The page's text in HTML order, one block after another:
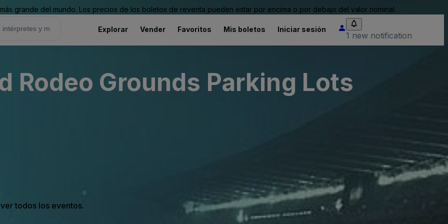
grande del mundo. Los precios de los boletos de reventa pueden estar por encima o por debajo del valor nominal.
Explorar Vender Favoritos Mis boletos Iniciar sesión
1 new notification
Rodeo Grounds Parking Lots
todos los eventos.